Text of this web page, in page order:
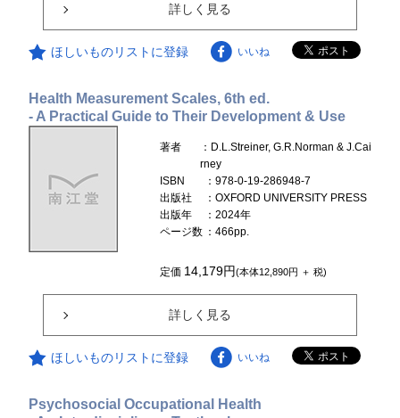
詳しく見る
ほしいものリストに登録 いいね
Health Measurement Scales, 6th ed.
- A Practical Guide to Their Development & Use
著者
：D.L.Streiner, G.R.Norman & J.Cai
rney
ISBN
：978-0-19-286948-7
出版社
：OXFORD UNIVERSITY PRESS
出版年
：2024年
ページ数 ：466pp.
定価 14,179円(本体12,890円 ＋ 税)
詳しく見る
ほしいものリストに登録 いいね
Psychosocial Occupational Health